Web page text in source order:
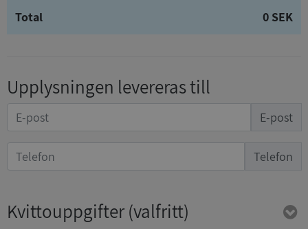
Total 0 SEK
Upplysningen levereras till
E-post
Telefon
Kvittouppgifter(valfritt)